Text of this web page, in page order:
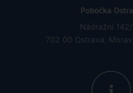
Pobočka
Nádražní
702 00 Ostrava,